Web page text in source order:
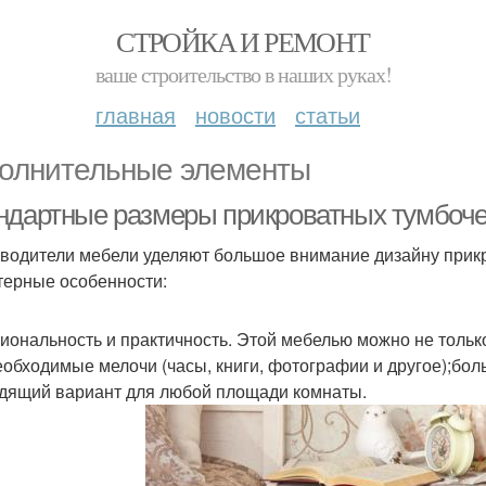
СТРОЙКА И РЕМОНТ
ваше строительство в наших руках!
главная новости статьи
элементы
размеры прикроватных
мебели уделяют большое внимание дизайну
особенности:
и практичность. Этой мебелью можно не
мелочи (часы, книги, фотографии и
вариант для любой площади комнаты.